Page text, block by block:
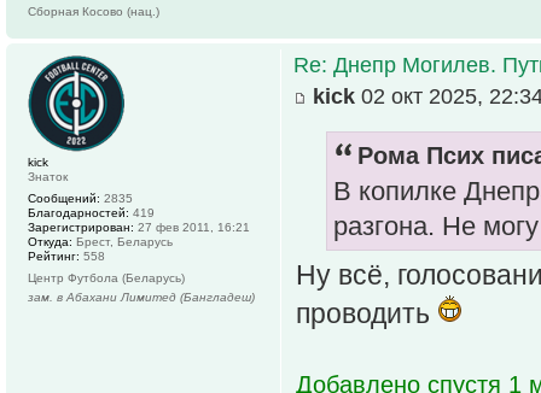
Сборная Косово (нац.)
Re: Днепр Могилев.
kick 02 окт 2025,
Рома Псих
В копилке
разгона. Не
Ну всё,
проводить
Добавлено спустя 1
kick
Знаток
Сообщений: 2835
Благодарностей: 419
Зарегистрирован: 27 фев 2011, 16:21
Откуда: Брест, Беларусь
Рейтинг: 558
Центр Футбола (Беларусь)
зам. в Абахани Лимитед (Бангладеш)